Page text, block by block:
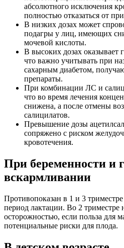
абсолютного исключения
полностью отказаться от
В низких дозах может
подагры у лиц, имеющих
мочевой кислоты.
В высоких дозах оказывает
что важно учитывать при
сахарным диабетом,
препараты.
При комбинации ЛС и
что во время лечения
снижена, а после отмены
салицилатов.
Превышение дозы
сопряжено с риском
кровотечения.
При беременности и
вскармливании
Противопоказан в 1 и 3
период лактации. Во 2 триместре
осторожностью, если польза для
потенциальные риски для плода.